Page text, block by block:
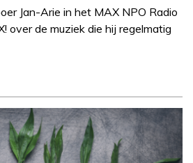
Jan-Arie in het MAX NPO Radio
over de muziek die hij regelmatig